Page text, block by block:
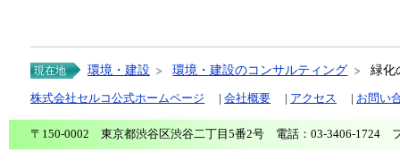
現在地 環境・建設 環境・建設のコンサルティング 緑化
株式会社セルコ公式ホームページ 会社概要 アクセス お問い
〒150-0002 東京都渋谷区渋谷二丁目5番2号 電話：03-3406-1724